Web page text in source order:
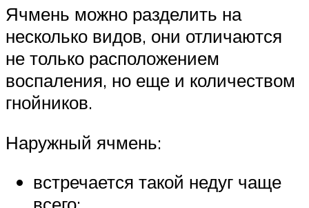
Ячмень можно разделить на
несколько видов, они отличаются
не только расположением
воспаления, но еще и количеством
гнойников.
Наружный ячмень:
встречается такой недуг чаще